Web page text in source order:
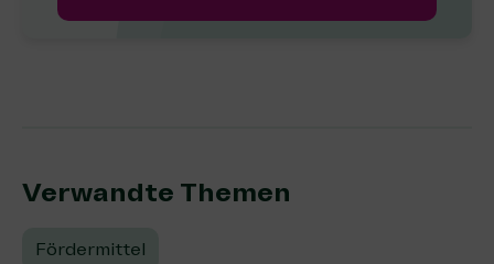
Verwandte Themen:
Fördermittel